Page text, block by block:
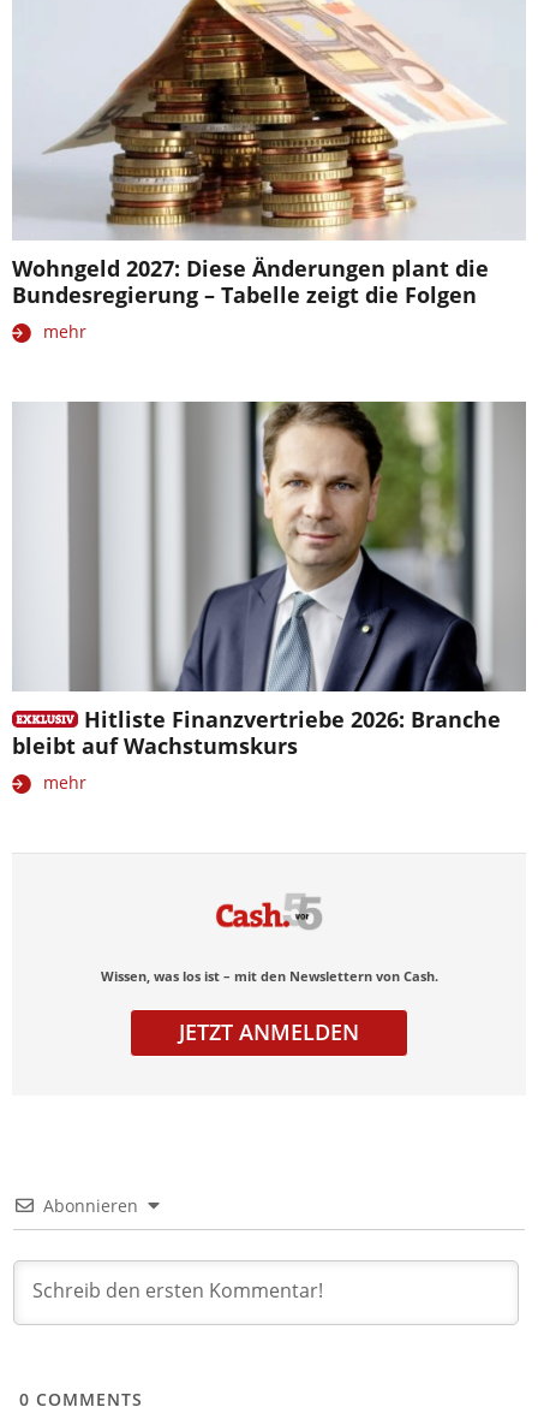
Wohngeld 2027: Diese Änderungen plant die
Bundesregierung – Tabelle zeigt die Folgen
mehr
Hitliste Finanzvertriebe 2026: Branche
bleibt auf Wachstumskurs
mehr
Wissen, was los ist – mit den Newslettern von Cash.
JETZT ANMELDEN
Abonnieren
0 COMMENTS